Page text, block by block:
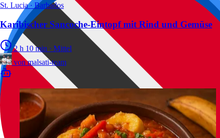
St. Lucia · Barbados
Karibischer Sancoche-Eintopf mit Rind und Gemüse
2 h 10 min · Mittel
von malsati-team